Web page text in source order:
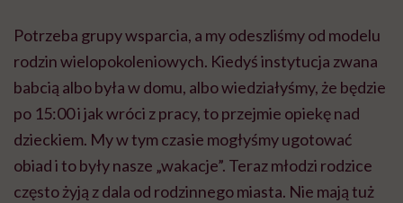
Potrzeba grupy wsparcia, a my odeszliśmy od modelu
rodzin wielopokoleniowych. Kiedyś instytucja zwana
babcią albo była w domu, albo wiedziałyśmy, że będzie
po 15:00 i jak wróci z pracy, to przejmie opiekę nad
dzieckiem. My w tym czasie mogłyśmy ugotować
obiad i to były nasze „wakacje”. Teraz młodzi rodzice
często żyją z dala od rodzinnego miasta. Nie mają tuż